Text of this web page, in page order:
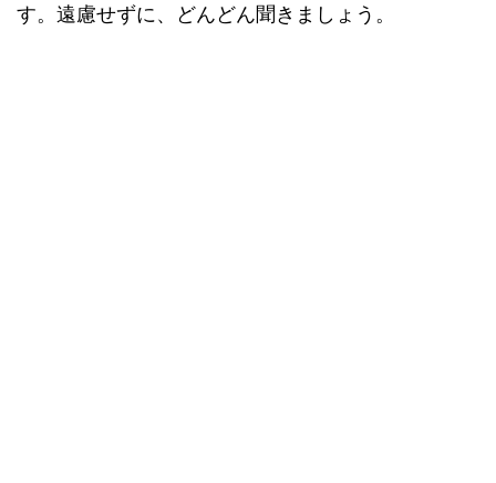
す。遠慮せずに、どんどん聞きましょう。